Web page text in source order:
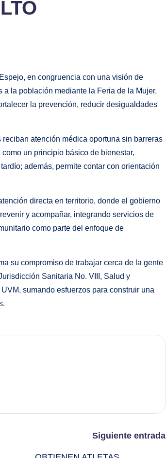
en congruencia con una visión de
la población mediante la Feria de la Mujer,
la prevención, reducir desigualdades
atención médica oportuna sin barreras
un principio básico de bienestar,
además, permite contar con orientación
directa en territorio, donde el gobierno
y acompañar, integrando servicios de
como parte del enfoque de
su compromiso de trabajar cerca de la gente
Sanitaria No. VIII, Salud y
sumando esfuerzos para construir una
Siguiente entrada